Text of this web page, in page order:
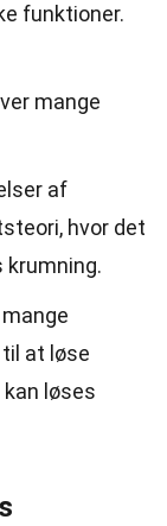
funktioner.
mange
af
hvor det
krumning.
at løse
kan løses